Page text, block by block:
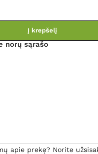
Į krepšelį
norų sąrašo
apie prekę? Norite